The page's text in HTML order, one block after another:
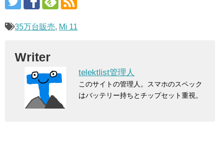
35万台販売, Mi 11
Writer
telektlist管理人
このサイトの管理人。スマホのスペック
はバッテリー持ちとチップセット重視。